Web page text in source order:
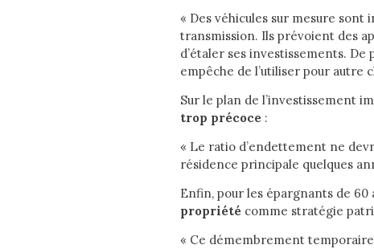
« Des véhicules sur mesure sont
transmission. Ils prévoient des
d’étaler ses investissements.
empêche de l’utiliser pour autre
Sur le plan de l’investissement
trop précoce :
« Le ratio d’endettement ne
résidence principale quelques
Enfin, pour les épargnants de
propriété comme stratégie
« Ce démembrement